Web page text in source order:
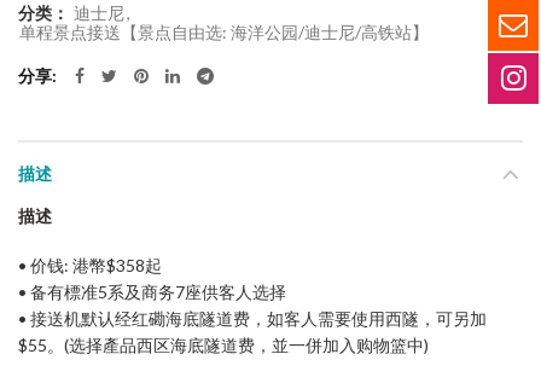
分类： 迪士尼,
单程景点接送【景点自由选: 海洋公园/迪士尼/高铁站】
分享
描述
描述
• 价钱: 港幣$358起
• 备有標准5系及商务7座供客人选择
• 接送机默认经红磡海底隧道费，如客人需要使用西隧，可另加
$55。(选择產品西区海底隧道费，並一併加入购物篮中)